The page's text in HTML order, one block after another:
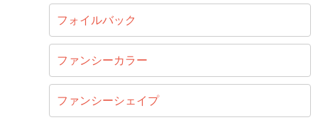
フォイルバック
ファンシーカラー
ファンシーシェイプ